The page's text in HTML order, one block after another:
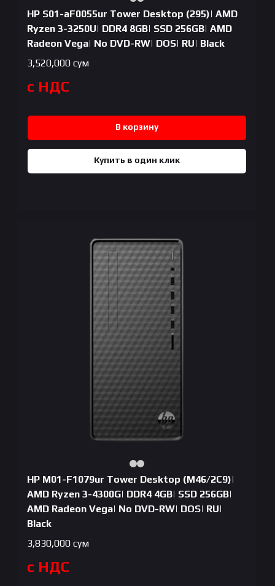
HP S01-aF0055ur Tower Desktop (295)| AMD
Ryzen 3-3250U| DDR4 8GB| SSD 256GB| AMD
Radeon Vega| No DVD-RW| DOS| RU| Black
3,520,000 сум
с НДС
В корзину
Купить в один клик
HP M01-F1079ur Tower Desktop (M46/2C9)|
AMD Ryzen 3-4300G| DDR4 4GB| SSD 256GB|
AMD Radeon Vega| No DVD-RW| DOS| RU|
Black
3,830,000 сум
с НДС